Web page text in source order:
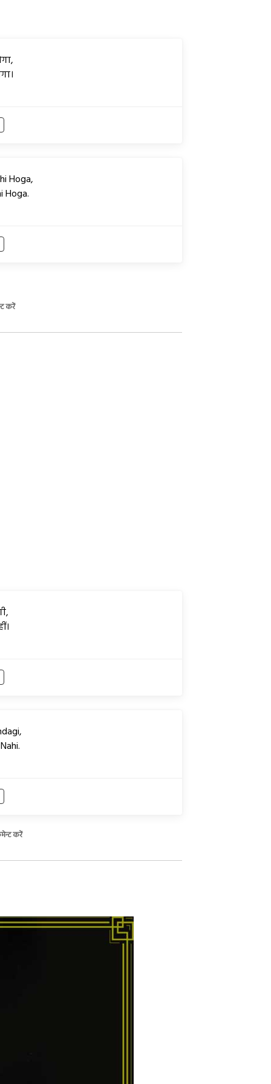
Hoga,
Hoga.
करें
करें